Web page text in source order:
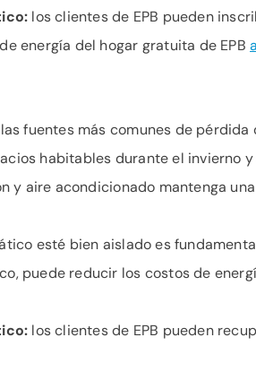
los clientes de EPB pueden
energía del hogar gratuita de EPB
fuentes más comunes de
habitables durante el invierno
y aire acondicionado mantenga
esté bien aislado es
puede reducir los costos de
los clientes de EPB pueden